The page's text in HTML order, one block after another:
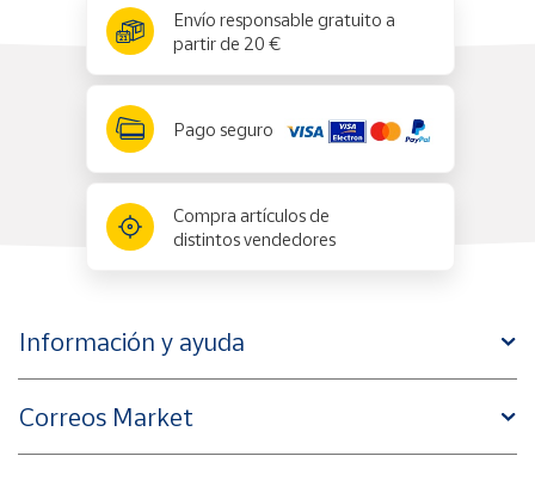
Envío responsable gratuito a
partir de 20 €
Pago seguro
Compra artículos de
distintos vendedores
Información y ayuda
Correos Market